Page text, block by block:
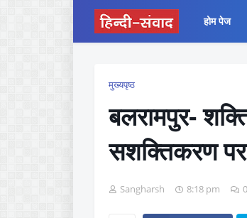
होम पेज
मुख्यपृष्ठ
बलरामपुर-
सशक्तिकरण
Sangharsh 8:18 pm